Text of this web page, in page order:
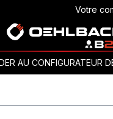
principal Votre
AU CONFIGURATEUR